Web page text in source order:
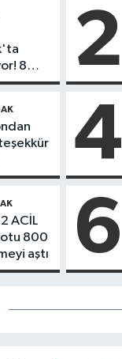
8
2
4
ACİL
800
aştı
6